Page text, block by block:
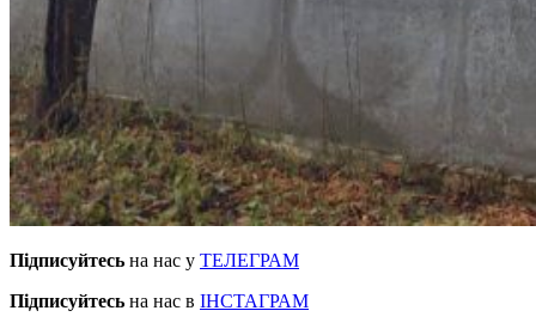
Підписуйтесь на нас у ТЕЛЕГРАМ
Підписуйтесь на нас в ІНСТАГРАМ